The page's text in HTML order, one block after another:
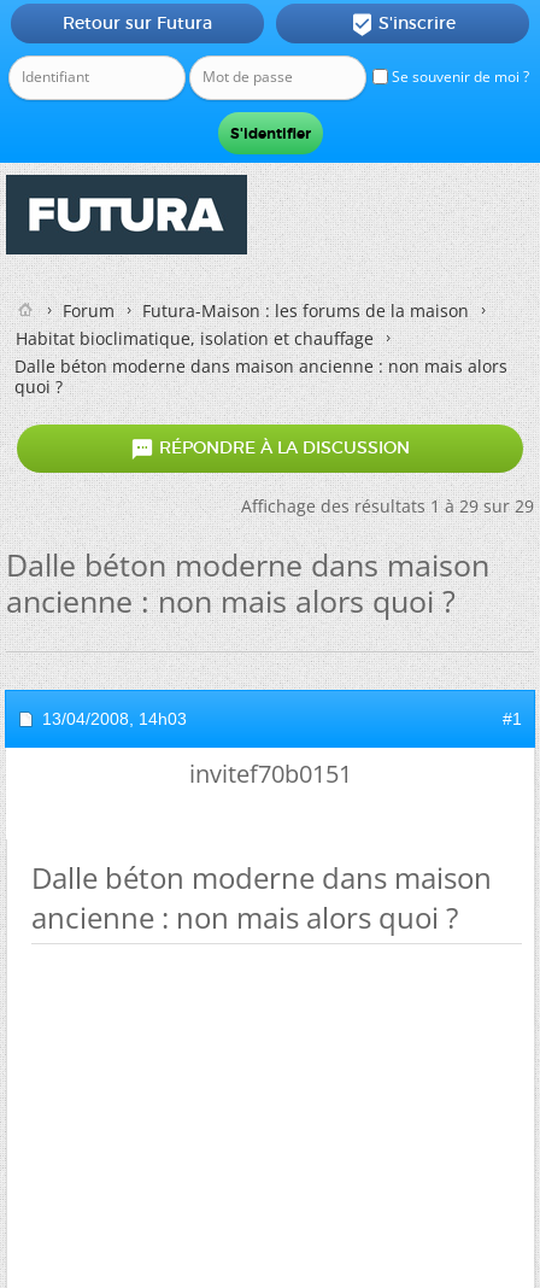
Se souvenir de moi ?
Retour sur Futura  S'inscrire
Forum
Futura-Maison : les forums de la maison
Habitat bioclimatique, isolation et chauffage
Dalle béton moderne dans maison ancienne : non mais alors
quoi ?
 RÉPONDRE À LA DISCUSSION
Affichage des résultats 1 à 29 sur 29
Dalle béton moderne dans maison
ancienne : non mais alors quoi ?
13/04/2008, 14h03 #1
invitef70b0151
Dalle béton moderne dans maison
ancienne : non mais alors quoi ?